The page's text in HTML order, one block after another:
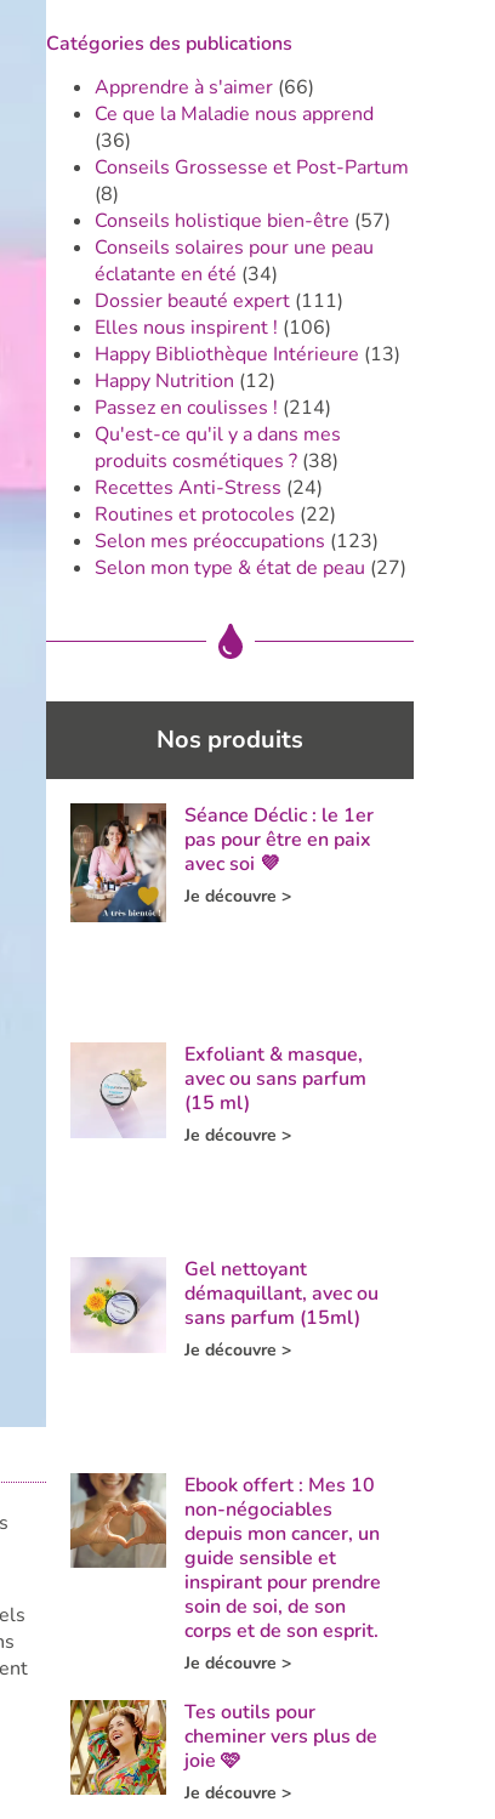
Catégories des publications
Apprendre à s'aimer (66)
Ce que la Maladie nous apprend
(36)
Conseils Grossesse et Post-Partum
(8)
Conseils holistique bien-être (57)
Conseils solaires pour une peau
éclatante en été (34)
Dossier beauté expert (111)
Elles nous inspirent ! (106)
Happy Bibliothèque Intérieure (13)
Happy Nutrition (12)
Passez en coulisses ! (214)
Qu'est-ce qu'il y a dans mes
produits cosmétiques ? (38)
Recettes Anti-Stress (24)
Routines et protocoles (22)
Selon mes préoccupations (123)
Selon mon type & état de peau (27)
Nos produits
Séance Déclic : le 1er
pas pour être en paix
avec soi 💜
Je découvre >
Exfoliant & masque,
avec ou sans parfum
(15 ml)
Je découvre >
Gel nettoyant
démaquillant, avec ou
sans parfum (15ml)
Je découvre >
Ebook offert : Mes 10
non-négociables
depuis mon cancer, un
guide sensible et
inspirant pour prendre
soin de soi, de son
corps et de son esprit.
Je découvre >
Tes outils pour
cheminer vers plus de
joie 🩷
Je découvre >